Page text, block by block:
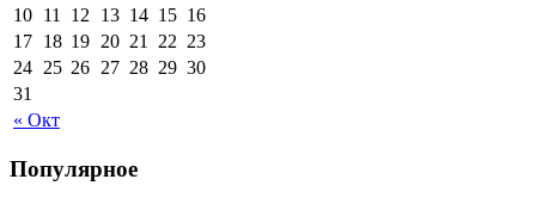
« Окт
10 11 12 13 14 15 16
17 18 19 20 21 22 23
24 25 26 27 28 29 30
31
Популярное